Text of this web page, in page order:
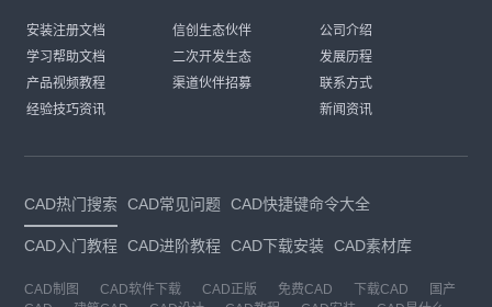
安装注册文档
学习帮助文档
产品视频教程
经验技巧资讯
信创生态伙伴
二次开发生态
渠道伙伴招募
公司介绍
发展历程
联系方式
新闻资讯
CAD热门搜索 CAD常见问题 CAD快捷键命令大全
CAD入门教程 CAD进阶教程 CAD下载安装 CAD素材库
CAD制图 CAD软件下载 CAD正版 免费CAD 下载CAD
国产